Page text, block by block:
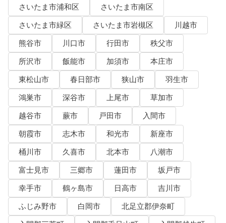
さいたま市浦和区
さいたま市南区
さいたま市緑区
さいたま市岩槻区
川越市
熊谷市
川口市 行田市
秩父市
所沢市
飯能市 加須市
本庄市
東松山市
春日部市 狭山市
羽生市
鴻巣市
深谷市 上尾市
草加市
越谷市
蕨市 戸田市
入間市
朝霞市
志木市 和光市
新座市
桶川市
久喜市 北本市
八潮市
富士見市
三郷市 蓮田市
坂戸市
幸手市
鶴ヶ島市 日高市
吉川市
ふじみ野市
白岡市
北足立郡伊奈町